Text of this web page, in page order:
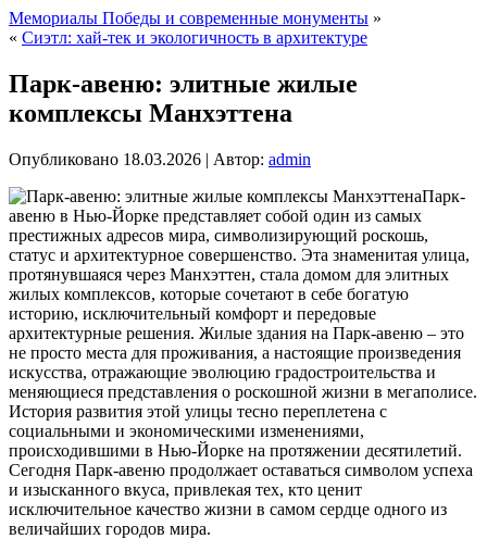
Мемориалы Победы и современные монументы »
« Сиэтл: хай-тек и экологичность в архитектуре
Парк-авеню: элитные жилые
комплексы Манхэттена
Опубликовано 18.03.2026 | Автор: admin
Парк-
авеню в Нью-Йорке представляет собой один из самых
престижных адресов мира, символизирующий роскошь,
статус и архитектурное совершенство. Эта знаменитая улица,
протянувшаяся через Манхэттен, стала домом для элитных
жилых комплексов, которые сочетают в себе богатую
историю, исключительный комфорт и передовые
архитектурные решения. Жилые здания на Парк-авеню – это
не просто места для проживания, а настоящие произведения
искусства, отражающие эволюцию градостроительства и
меняющиеся представления о роскошной жизни в мегаполисе.
История развития этой улицы тесно переплетена с
социальными и экономическими изменениями,
происходившими в Нью-Йорке на протяжении десятилетий.
Сегодня Парк-авеню продолжает оставаться символом успеха
и изысканного вкуса, привлекая тех, кто ценит
исключительное качество жизни в самом сердце одного из
величайших городов мира.